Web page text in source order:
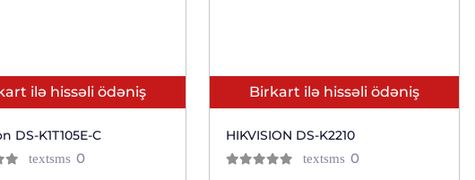
ilə hissəli ödəniş
DS-K1T105E-C
textsms 0отзывов
Birkart ilə hissəli ödəniş
HIKVISION DS-K2210
textsms 0отзывов